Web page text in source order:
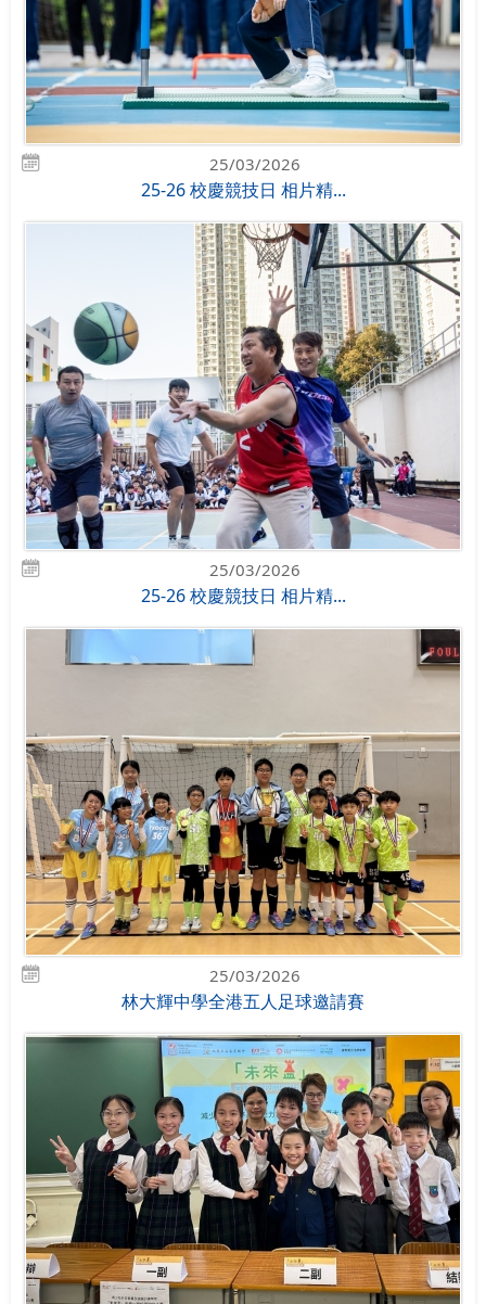
25/03/2026
25-26 校慶競技日 相片精...
25/03/2026
25-26 校慶競技日 相片精...
25/03/2026
林大輝中學全港五人足球邀請賽